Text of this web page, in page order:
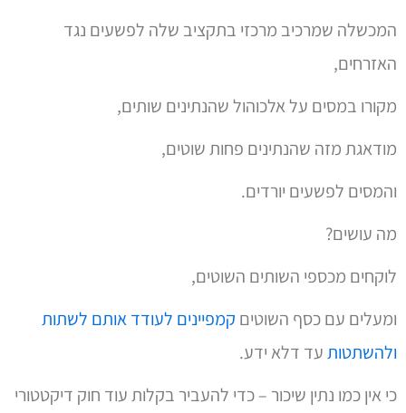
המכשלה שמרכיב מרכזי בתקציב שלה לפשעים נגד
האזרחים,
מקורו במסים על אלכוהול שהנתינים שותים,
מודאגת מזה שהנתינים פחות שוטים,
והמסים לפשעים יורדים.
מה עושים?
לוקחים מכספי השותים השוטים,
ומעלים עם כסף השוטים קמפיינים לעודד אותם לשתות
ולהשתטותעד דלא ידע.
כי אין כמו נתין שיכור – כדי להעביר בקלות עוד חוק דיקטטורי